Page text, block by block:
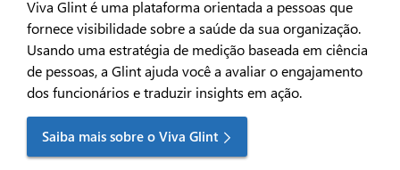
Viva Glint é uma plataforma orientada a pessoas que
fornece visibilidade sobre a saúde da sua organização.
Usando uma estratégia de medição baseada em ciência
de pessoas, a Glint ajuda você a avaliar o engajamento
dos funcionários e traduzir insights em ação.
Saiba mais sobre o Viva Glint